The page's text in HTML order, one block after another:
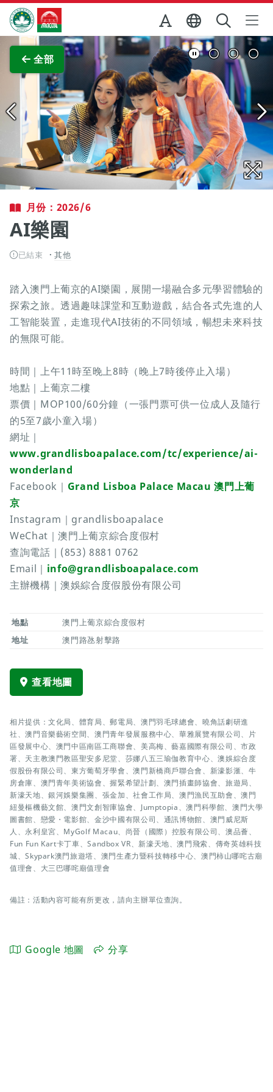
跳至主内容
澳門特別行政區政府旅遊局
全部
查看原圖
月份：2026/6
AI樂園
已結束 其他
踏入澳門上葡京的AI樂園，展開一場融合多元學習體驗的
探索之旅。透過趣味課堂和互動遊戲，結合各式先進的人
工智能裝置，走進現代AI技術的不同領域，暢想未來科技
的無限可能。
時間｜上午11時至晚上8時（晚上7時後停止入場）
地點｜上葡京二樓
票價｜MOP100/60分鐘（一張門票可供一位成人及隨行
的5至7歲小童入場）
網址｜
www.grandlisboapalace.com/tc/experience/ai-
wonderland
Facebook｜ Grand Lisboa Palace Macau 澳門上葡
京
Instagram｜grandlisboapalace
WeChat｜澳門上葡京綜合度假村
查詢電話｜(853) 8881 0762
Email｜ info@grandlisboapalace.com
主辦機構｜澳娛綜合度假股份有限公司
地點
澳門上葡京綜合度假村
地址
澳門路氹射擊路
查看地圖
相片提供：文化局、體育局、郵電局、澳門羽毛球總會、曉角話劇研進
社、澳門音樂藝術空間、澳門青年發展服務中心、華雅展覽有限公司、片
區發展中心、澳門中區南區工商聯會、美高梅、藝嘉國際有限公司、市政
署、天主教澳門教區聖安多尼堂、莎娜八五三瑜伽教育中心、澳娛綜合度
假股份有限公司、東方葡萄牙學會、澳門新橋商戶聯合會、新濠影滙、牛
房倉庫、澳門青年美術協會、握緊希望計劃、澳門插畫師協會、旅遊局、
新濠天地、銀河娛樂集團、張金加、社會工作局、澳門漁民互助會、澳門
紐曼樞機藝文館、澳門文創智庫協會、Jumptopia、澳門科學館、澳門大學
圖書館、戀愛・電影館、金沙中國有限公司、通訊博物館、澳門威尼斯
人、永利皇宮、MyGolf Macau、尚晉（國際）控股有限公司、澳品薈、
Fun Fun Kart卡丁車、Sandbox VR、新濠天地、澳門飛索、傳奇英雄科技
城、Skypark澳門旅遊塔、澳門生產力暨科技轉移中心、澳門柿山哪咤古廟
值理會、大三巴哪咤廟值理會
備註：活動內容可能有所更改，請向主辦單位查詢。
Google 地圖 分享